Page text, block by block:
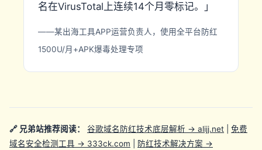
名在VirusTotal上连续14个月零标记。」
——某出海工具APP运营负责人，使用全平台防红
1500U/月+APK爆毒处理专项
🔗 兄弟站推荐阅读： 谷歌域名防红技术底层解析 → alijj.net
免费
域名安全检测工具 → 333ck.com
防红技术解决方案 →